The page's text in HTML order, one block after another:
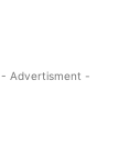
- Advertisment -